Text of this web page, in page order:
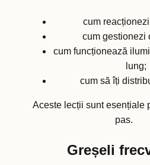
cum
cum gestionezi
cum funcționează
lung;
cum să îți
Aceste lecții sunt esențiale
pas.
Greșeli